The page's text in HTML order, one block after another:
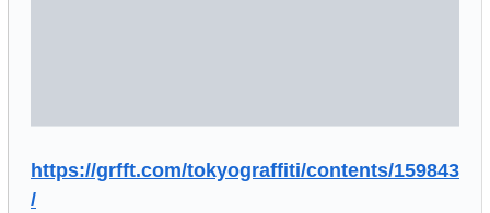
https://grfft.com/tokyograffiti/contents/159843
/